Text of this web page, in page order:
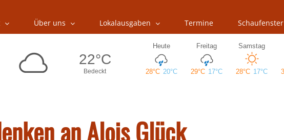
Über uns Lokalausgaben Termine Schaufenster
an Alois Glück